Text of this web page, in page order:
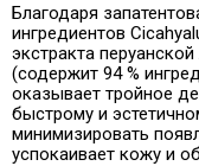
Благодаря
ингредиентов
экстракта
(содержит 94 %
оказывает тройное
быстрому и
минимизировать
успокаивает кожу и